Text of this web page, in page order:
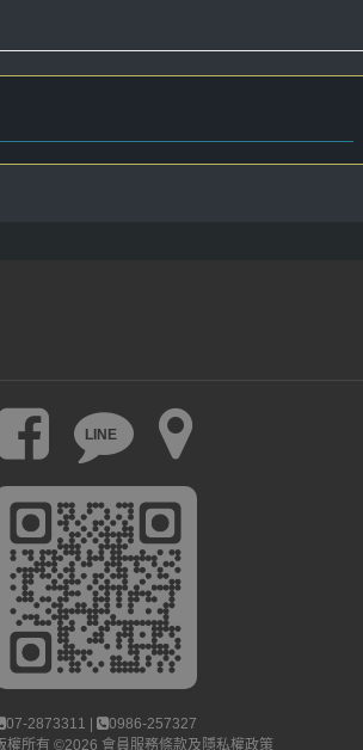
LINE
07-2873311 |
0986-257327
權所有 ©2026 會員服務條款及隱私權政策